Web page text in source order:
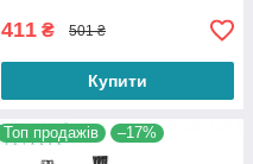
411 ₴ 501 ₴
Купити
Топ продажів –17%